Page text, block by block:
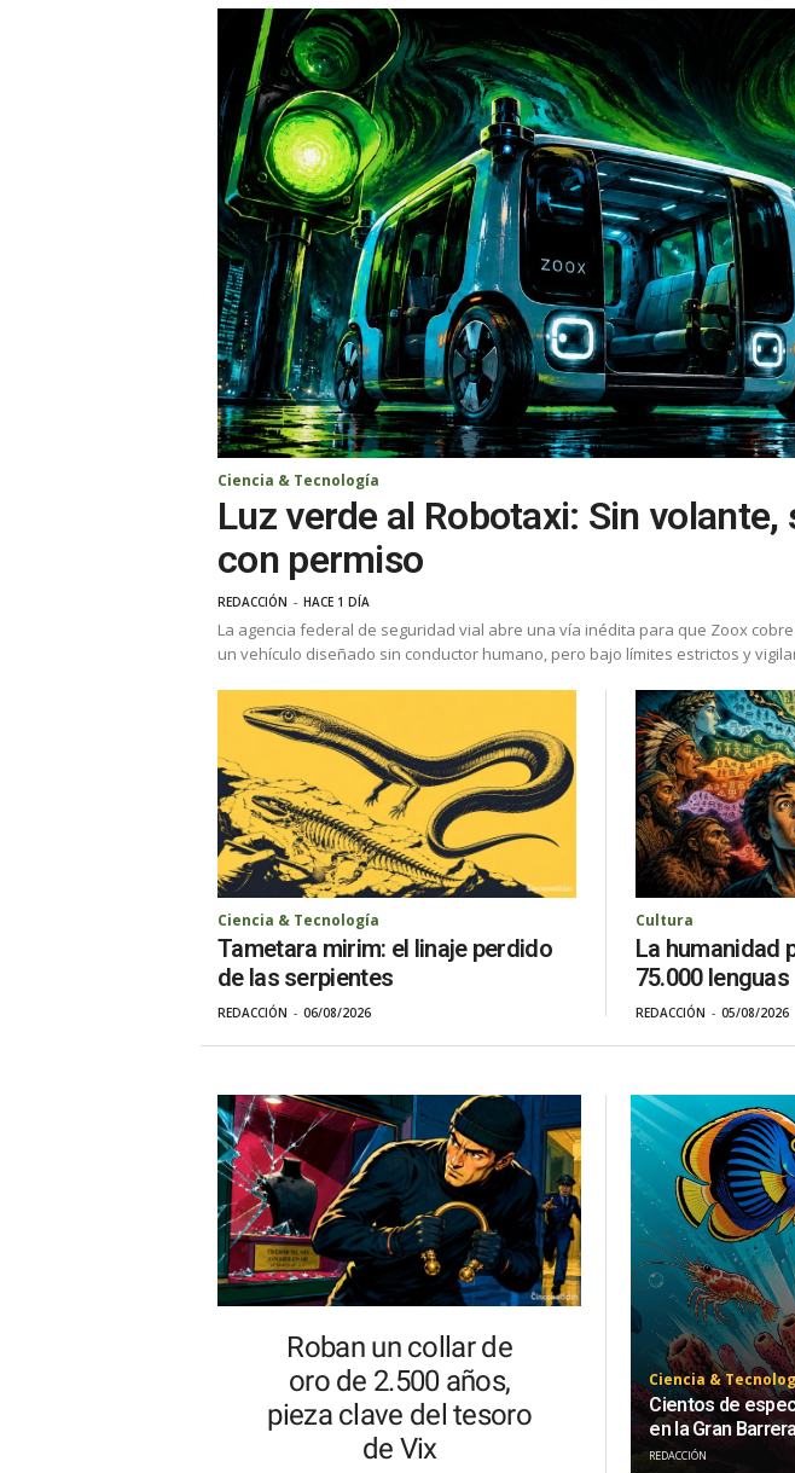
Ciencia & Tecnología
Luz verde al Robotaxi: Sin volante,
con permiso
REDACCIÓN - HACE 1 DÍA
La agencia federal de seguridad vial abre una vía inédita para que Zoox
un vehículo diseñado sin conductor humano, pero bajo límites estrictos y
Ciencia & Tecnología
Tametara mirim: el linaje perdido
de las serpientes
REDACCIÓN - 06/08/2026
Cultura
La humanidad
75.000 lenguas
REDACCIÓN - 05/08/2026
Roban un collar de
oro de 2.500 años,
pieza clave del tesoro
de Vix
Ciencia &
Cientos de
en la Gran
REDACCIÓN